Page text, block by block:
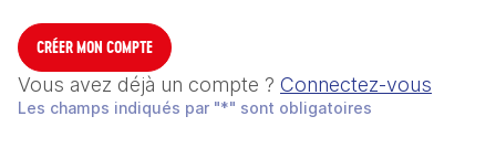
CRÉER MON COMPTE
Vous avez déjà un compte ? Connectez-vous
Les champs indiqués par "*" sont obligatoires